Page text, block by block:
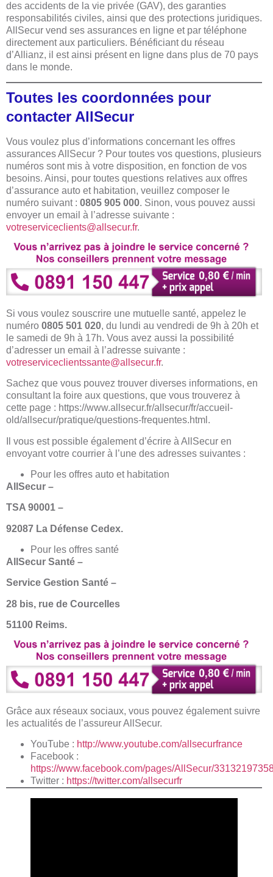
des accidents de la vie privée (GAV), des garanties
responsabilités civiles, ainsi que des protections juridiques.
AllSecur vend ses assurances en ligne et par téléphone
directement aux particuliers. Bénéficiant du réseau
d’Allianz, il est ainsi présent en ligne dans plus de 70 pays
dans le monde.
Toutes les coordonnées pour
contacter AllSecur
Vous voulez plus d’informations concernant les offres
assurances AllSecur ? Pour toutes vos questions, plusieurs
numéros sont mis à votre disposition, en fonction de vos
besoins. Ainsi, pour toutes questions relatives aux offres
d’assurance auto et habitation, veuillez composer le
numéro suivant : 0805 905 000. Sinon, vous pouvez aussi
envoyer un email à l’adresse suivante :
votreserviceclients@allsecur.fr.
Si vous voulez souscrire une mutuelle santé, appelez le
numéro 0805 501 020, du lundi au vendredi de 9h à 20h et
le samedi de 9h à 17h. Vous avez aussi la possibilité
d’adresser un email à l’adresse suivante :
votreserviceclientssante@allsecur.fr.
Sachez que vous pouvez trouver diverses informations, en
consultant la foire aux questions, que vous trouverez à
cette page : https://www.allsecur.fr/allsecur/fr/accueil-
old/allsecur/pratique/questions-frequentes.html.
Il vous est possible également d’écrire à AllSecur en
envoyant votre courrier à l’une des adresses suivantes :
Pour les offres auto et habitation
AllSecur –
TSA 90001 –
92087 La Défense Cedex.
Pour les offres santé
AllSecur Santé –
Service Gestion Santé –
28 bis, rue de Courcelles
51100 Reims.
Grâce aux réseaux sociaux, vous pouvez également suivre
les actualités de l’assureur AllSecur.
YouTube : http://www.youtube.com/allsecurfrance
Facebook :
https://www.facebook.com/pages/AllSecur/
Twitter : https://twitter.com/allsecurfr